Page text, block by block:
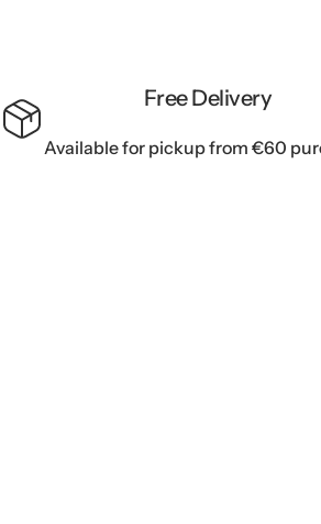
Free Delivery
Available for pickup from €60